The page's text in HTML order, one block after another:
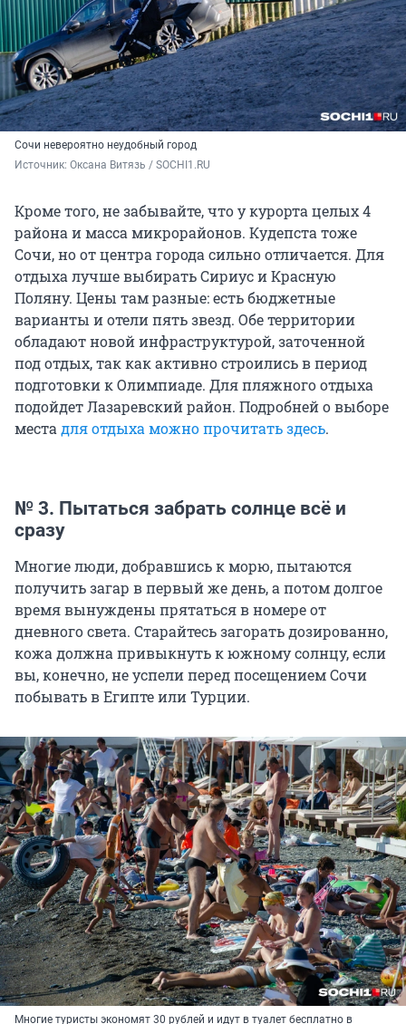
Сочи невероятно неудобный город
Источник: Оксана Витязь / SOCHI1.RU
Кроме того, не забывайте, что у курорта целых 4
района и масса микрорайонов. Кудепста тоже
Сочи, но от центра города сильно отличается. Для
отдыха лучше выбирать Сириус и Красную
Поляну. Цены там разные: есть бюджетные
варианты и отели пять звезд. Обе территории
обладают новой инфраструктурой, заточенной
под отдых, так как активно строились в период
подготовки к Олимпиаде. Для пляжного отдыха
подойдет Лазаревский район. Подробней о выборе
местадля отдыха можно прочитать здесь.
№ 3. Пытаться забрать солнце всё и
сразу
Многие люди, добравшись к морю, пытаются
получить загар в первый же день, а потом долгое
время вынуждены прятаться в номере от
дневного света. Старайтесь загорать дозированно,
кожа должна привыкнуть к южному солнцу, если
вы, конечно, не успели перед посещением Сочи
побывать в Египте или Турции.
Многие туристы экономят 30 рублей и идут в туалет бесплатно в